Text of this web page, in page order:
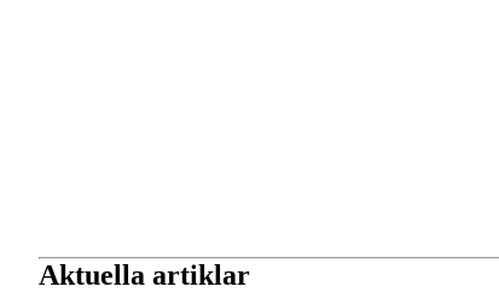
Aktuella artiklar